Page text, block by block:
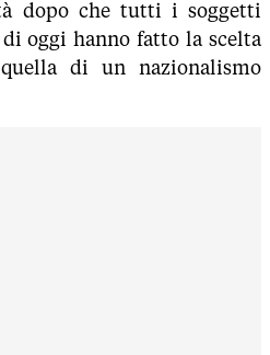
dopo che tutti i soggetti
oggi hanno fatto la scelta
di un nazionalismo